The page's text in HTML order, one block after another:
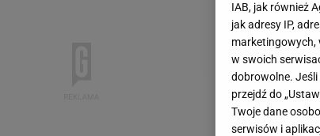
IAB, jak również
jak adresy IP,
marketingowych,
w swoich
dobrowolne. Jeśli
przejdź do
Twoje dane
serwisów i